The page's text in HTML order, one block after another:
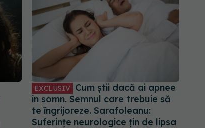
EXCLUSIV
Cum știi dacă ai apnee
în somn. Semnul care trebuie să
te îngrijoreze. Sarafoleanu:
Suferințe neurologice țin de lipsa